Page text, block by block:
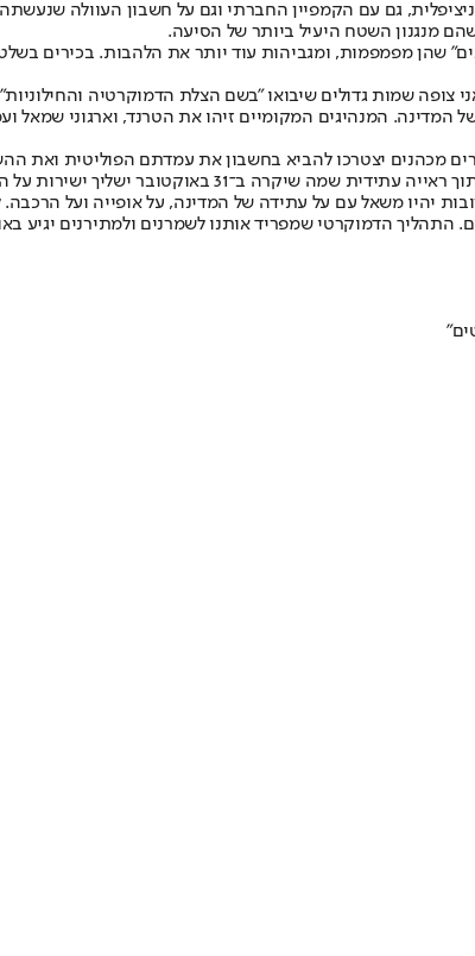
גם עם הקמפיין החברתי וגם על חשבון העוולה
מנגנון השטח היעיל ביותר של הסיעה.
מפמפמות, ומגביהות עוד יותר את הלהבות. בכירים
שמות גדולים שיבואו "בשם הצלת הדמוקרטיה
המדינה. המנהיגים המקומיים זיהו את הטרנד, וארגוני
מכהנים יצטרכו להביא בחשבון את עמדתם הפוליטית ואת
ישליך ישירות על הכיסא שלהם בבחירות הבאות.
יהיו משאל עם על עתידה של המדינה, על אופייה ועל הרכבה.
התהליך הדמוקרטי שמפריד אותנו לשמרנים ולמתירנים יגיע